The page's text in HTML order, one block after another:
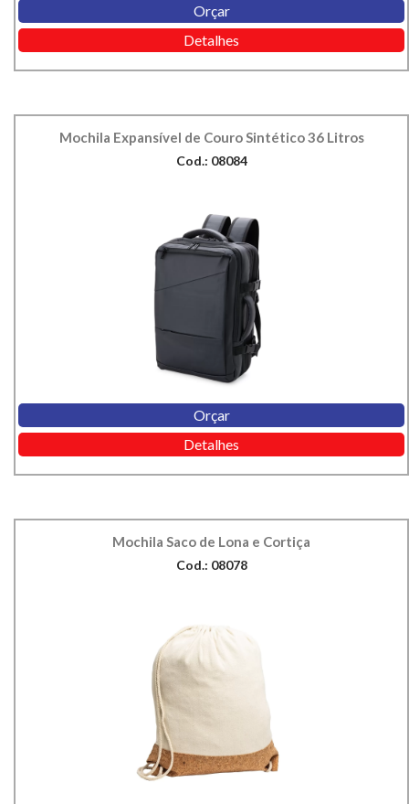
Orçar
Detalhes
Mochila Expansível de Couro Sintético 36 Litros
Cod.: 08084
Orçar
Detalhes
Mochila Saco de Lona e Cortiça
Cod.: 08078